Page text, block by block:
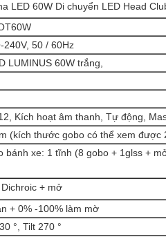
LED 60W Di chuyển LED Head
240V, 50 / 60Hz
LUMINUS 60W trắng,
Kích hoạt âm thanh, Tự động,
(kích thước gobo có thể xem được
bánh xe: 1 tĩnh (8 gobo + 1glss +
+ mở
+ 0% -100% làm mờ
°, Tilt 270 °